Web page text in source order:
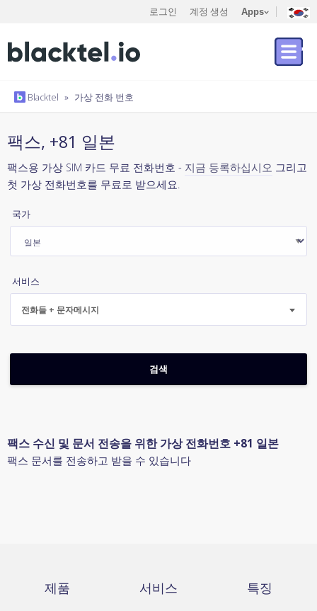
로그인 계정 생성 Apps
Blacktel » 가상 전화 번호
팩스, +81 일본
팩스용 가상 SIM 카드 무료 전화번호 - 지금 등록하십시오 그리고
첫 가상 전화번호를 무료로 받으세요.
국가
서비스
전화들 + 문자메시지
팩스 수신 및 문서 전송을 위한 가상 전화번호 +81 일본
팩스 문서를 전송하고 받을 수 있습니다
제품 서비스 특징